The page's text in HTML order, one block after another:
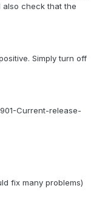
also check that the
Simply turn off
Current-release-
fix many problems)